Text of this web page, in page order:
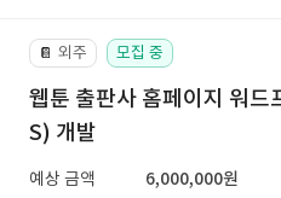
📔 외주 모집 중
웹툰 출판사 홈페이지 워드
S) 개발
예상 금액
6,000,000원